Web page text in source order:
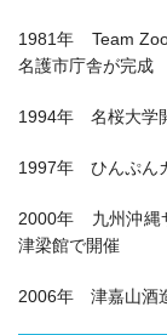
1981年 Team
名護市庁舎が完成
1994年 名桜大学
1997年 ひんぷん
2000年 九州沖縄
津梁館で開催
2006年 津嘉山酒